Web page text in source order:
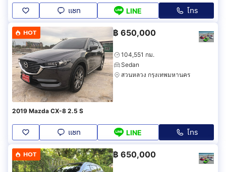
แชท LINE โทร
HOT ฿ 650,000
104,551 กม.
Sedan
สวนหลวง กรุงเทพมหานคร
2019 Mazda CX-8 2.5 S
แชท LINE โทร
HOT ฿ 650,000